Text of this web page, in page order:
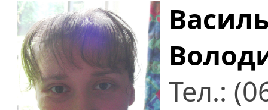
Тел.: